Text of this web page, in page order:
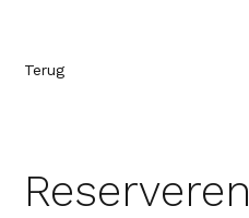
Terug
Reserveren